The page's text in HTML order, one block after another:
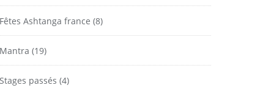
Fêtes Ashtanga france (8)
Mantra (19)
Stages passés (4)